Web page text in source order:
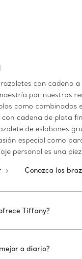
con cadena
por nuestros
como
cadena de plata
de eslabones
especial como
personal es una
Conozca los
Tiffany?
a diario?